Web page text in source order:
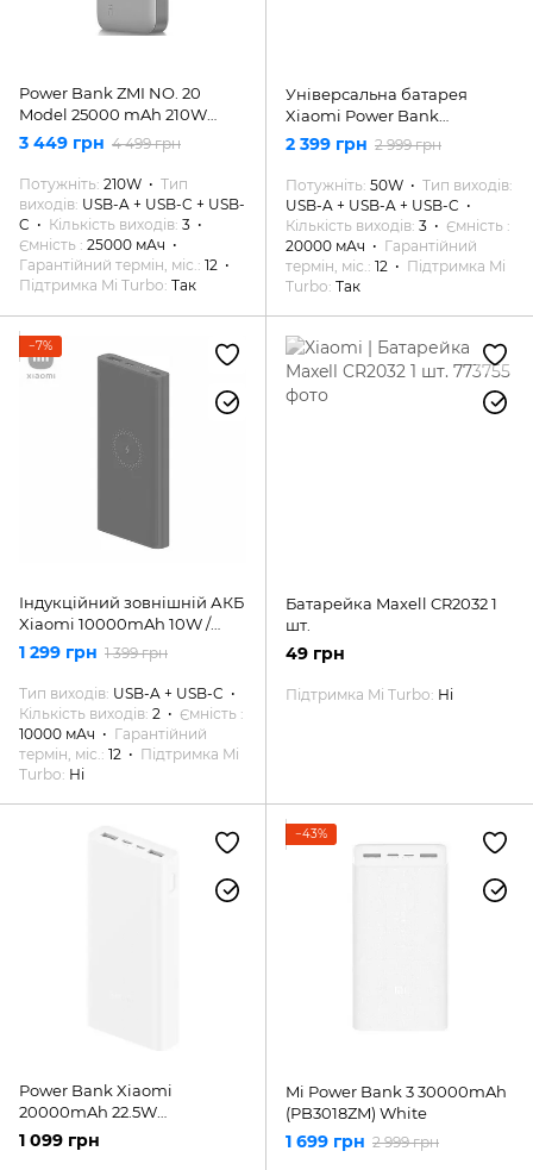
Power Bank ZMI NO. 20
Model 25000 mAh 210W
BACKUP BATTERY (QB826G)
3 449 грн 4 499 грн
Потужніть 210W
Тип
виходів USB-A + USB-C + USB-
C
Кількість виходів 3
Ємність 25000 мАч
Гарантійний термін, міс.
12
Підтримка Mi Turbo Так
Універсальна батарея
Xiaomi Power Bank
20000mAh 50W Black
(BHR5121GL)
2 399 грн 2 999 грн
Потужніть 50W
Тип виходів
USB-A + USB-A + USB-C
Кількість виходів 3
Ємність
20000 мАч
Гарантійний
термін, міс.
12
Підтримка Mi
Turbo Так
−7%
Індукційний зовнішній АКБ
Xiaomi 10000mAh 10W /
22W Original
1 299 грн 1 399 грн
Тип виходів USB-A + USB-C
Кількість виходів 2
Ємність
10000 мАч
Гарантійний
термін, міс.
12
Підтримка Mi
Turbo Ні
Батарейка Maxell CR2032 1
шт.
49 грн
Підтримка Mi Turbo Ні
Power Bank Xiaomi
20000mAh 22.5W
(PB2022ZM)
1 099 грн
−43%
Mi Power Bank 3 30000mAh
(PB3018ZM) White
1 699 грн 2 999 грн